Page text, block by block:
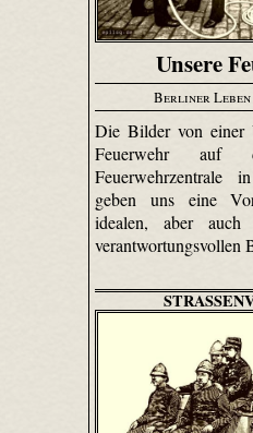
Unsere
Berliner Leben
Die Bilder von einer
Feuerwehr
Feuerwehrzentrale
geben uns eine
idealen, aber
verantwortungsvollen